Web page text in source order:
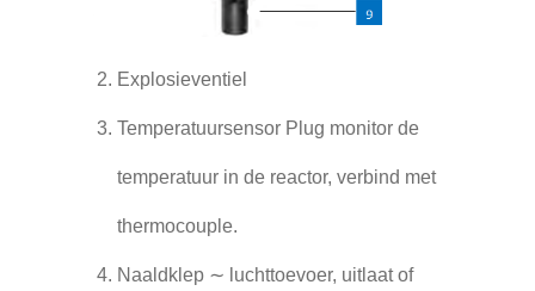
Explosieventiel
Temperatuursensor Plug monitor de
temperatuur in de reactor, verbind met
thermocouple.
Naaldklep ∼ luchttoevoer, uitlaat of